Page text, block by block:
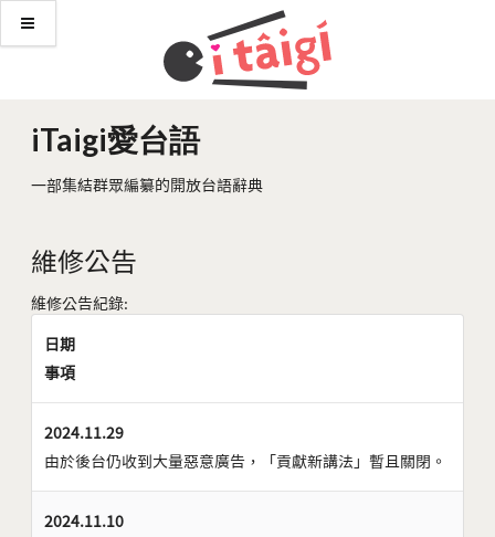
iTaigi愛台語
一部集結群眾編纂的開放台語辭典
維修公告
維修公告紀錄:
日期
事項
2024.11.29
由於後台仍收到大量惡意廣告，「貢獻新講法」暫且關閉。
2024.11.10